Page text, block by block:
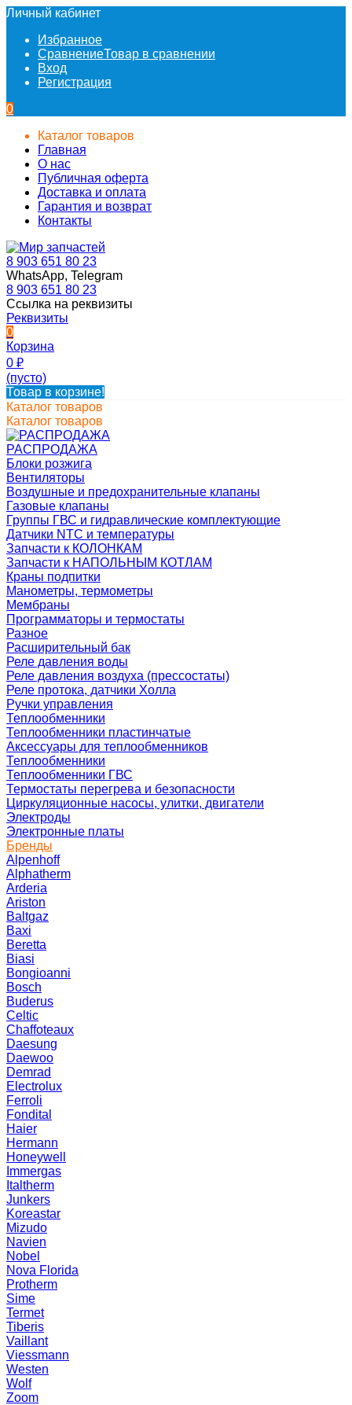
Личный кабинет
Избранное
СравнениеТовар в сравнении
Вход
Регистрация
0
Каталог товаров
Главная
О нас
Публичная оферта
Доставка и оплата
Гарантия и возврат
Контакты
8 903 651 80 23
WhatsApp, Telegram
8 903 651 80 23
Ссылка на реквизиты
Реквизиты
0
Корзина
0 ₽
(пусто)
Товар в корзине!
Каталог товаров
Каталог товаров
РАСПРОДАЖА
Блоки розжига
Вентиляторы
Воздушные и предохранительные клапаны
Газовые клапаны
Группы ГВС и гидравлические комплектующие
Датчики NTC и температуры
Запчасти к КОЛОНКАМ
Запчасти к НАПОЛЬНЫМ КОТЛАМ
Краны подпитки
Манометры, термометры
Мембраны
Программаторы и термостаты
Разное
Расширительный бак
Реле давления воды
Реле давления воздуха (прессостаты)
Реле протока, датчики Холла
Ручки управления
Теплообменники
Теплообменники пластинчатые
Аксессуары для теплообменников
Теплообменники
Теплообменники ГВС
Термостаты перегрева и безопасности
Циркуляционные насосы, улитки, двигатели
Электроды
Электронные платы
Бренды
Alpenhoff
Alphatherm
Arderia
Ariston
Baltgaz
Baxi
Beretta
Biasi
Bongioanni
Bosch
Buderus
Celtic
Chaffoteaux
Daesung
Daewoo
Demrad
Electrolux
Ferroli
Fondital
Haier
Hermann
Honeywell
Immergas
Italtherm
Junkers
Koreastar
Mizudо
Navien
Nobel
Nova Florida
Protherm
Sime
Termet
Tiberis
Vaillant
Viessmann
Westen
Wolf
Zoom